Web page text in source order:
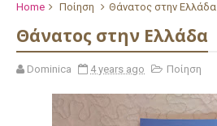
Home Ποίηση Θάνατος στην Ελλάδα
Θάνατος στην Ελλάδα
Dominica 4 years ago Ποίηση